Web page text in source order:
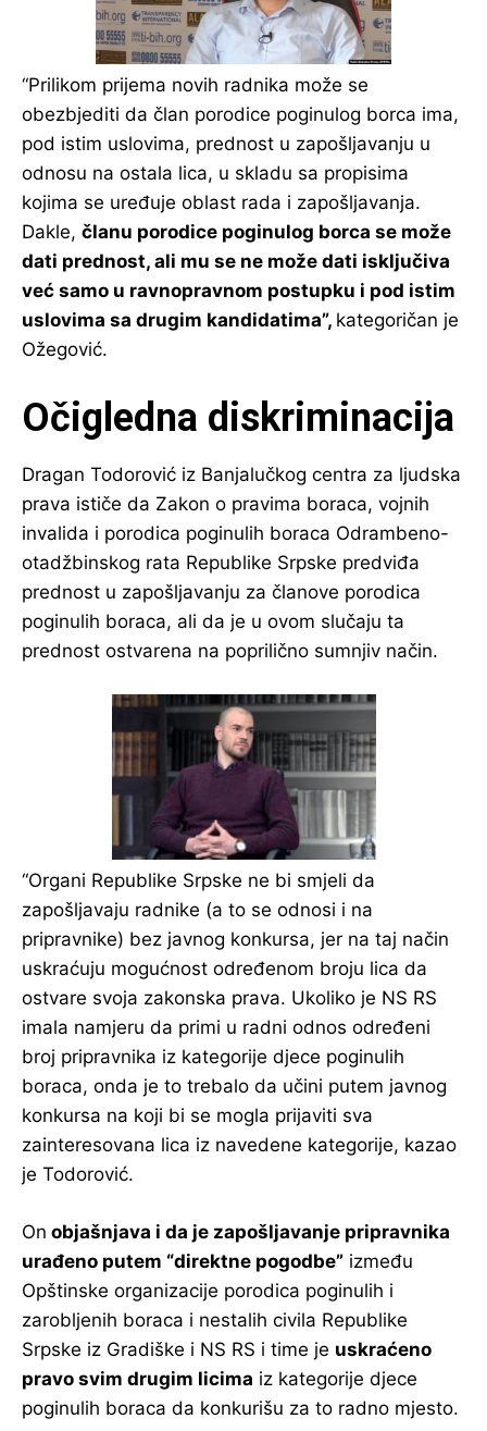
“Prilikom prijema novih radnika može se
obezbjediti da član porodice poginulog borca ima,
pod istim uslovima, prednost u zapošljavanju u
odnosu na ostala lica, u skladu sa propisima
kojima se uređuje oblast rada i zapošljavanja.
Dakle, članu porodice poginulog borca se može
dati prednost, ali mu se ne može dati isključiva
već samo u ravnopravnom postupku i pod istim
uslovima sa drugim kandidatima”, kategoričan je
Ožegović.
Očigledna diskriminacija
Dragan Todorović iz Banjalučkog centra za ljudska
prava ističe da Zakon o pravima boraca, vojnih
invalida i porodica poginulih boraca Odrambeno-
otadžbinskog rata Republike Srpske predviđa
prednost u zapošljavanju za članove porodica
poginulih boraca, ali da je u ovom slučaju ta
prednost ostvarena na poprilično sumnjiv način.
“Organi Republike Srpske ne bi smjeli da
zapošljavaju radnike (a to se odnosi i na
pripravnike) bez javnog konkursa, jer na taj način
uskraćuju mogućnost određenom broju lica da
ostvare svoja zakonska prava. Ukoliko je NS RS
imala namjeru da primi u radni odnos određeni
broj pripravnika iz kategorije djece poginulih
boraca, onda je to trebalo da učini putem javnog
konkursa na koji bi se mogla prijaviti sva
zainteresovana lica iz navedene kategorije, kazao
je Todorović.
On objašnjava i da je zapošljavanje pripravnika
urađeno putem “direktne pogodbe” između
Opštinske organizacije porodica poginulih i
zarobljenih boraca i nestalih civila Republike
Srpske iz Gradiške i NS RS i time je uskraćeno
pravo svim drugim licima iz kategorije djece
poginulih boraca da konkurišu za to radno mjesto.